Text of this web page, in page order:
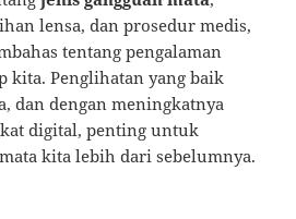
lensa, dan prosedur medis,
tentang pengalaman
kita. Penglihatan yang baik
dan dengan meningkatnya
digital, penting untuk
kita lebih dari sebelumnya.